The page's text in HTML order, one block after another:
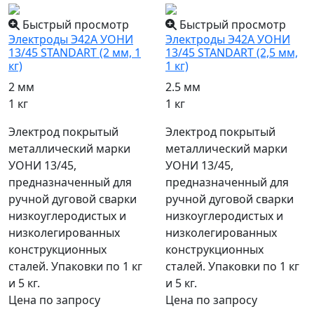
Быстрый просмотр
Электроды Э42А УОНИ
13/45 STANDART (2 мм, 1
кг)
2 мм
1 кг
Электрод покрытый
металлический марки
УОНИ 13/45,
предназначенный для
ручной дуговой сварки
низкоуглеродистых и
низколегированных
конструкционных
сталей. Упаковки по 1 кг
и 5 кг.
Цена по запросу
Быстрый просмотр
Электроды Э42А УОНИ
13/45 STANDART (2,5 мм,
1 кг)
2.5 мм
1 кг
Электрод покрытый
металлический марки
УОНИ 13/45,
предназначенный для
ручной дуговой сварки
низкоуглеродистых и
низколегированных
конструкционных
сталей. Упаковки по 1 кг
и 5 кг.
Цена по запросу